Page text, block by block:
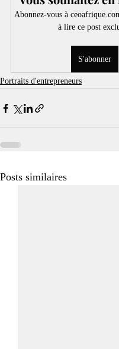
Abonnez-vous à
à lire ce post
S'abonner
Portraits d'entrepreneurs
Posts similaires